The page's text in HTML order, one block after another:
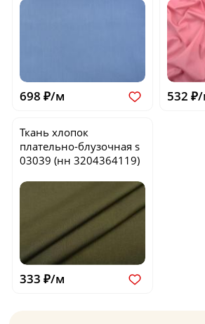
698 ₽/м 532
Ткань хлопок
плательно-блузочнаяs
03039 (нн 3204364119)
333 ₽/м